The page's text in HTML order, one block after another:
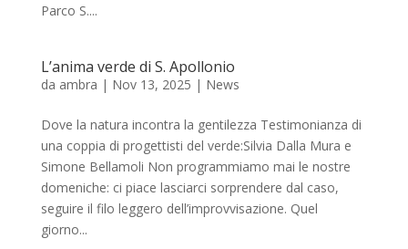
Parco S....
L’anima verde di S. Apollonio
da ambra | Nov 13, 2025 | News
Dove la natura incontra la gentilezza Testimonianza di
una coppia di progettisti del verde:Silvia Dalla Mura e
Simone Bellamoli Non programmiamo mai le nostre
domeniche: ci piace lasciarci sorprendere dal caso,
seguire il filo leggero dell’improvvisazione. Quel
giorno...